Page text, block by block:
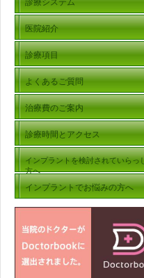
診療システム
医院紹介
診療項目
よくあるご質問
治療費のご案内
診療時間とアクセス
インプラントを検討されていらっ
方へ
インプラントでお悩みの方へ